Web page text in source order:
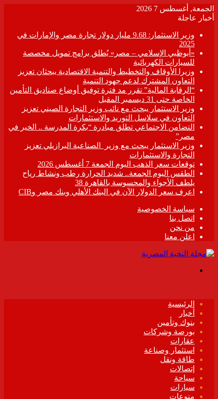
الجمعة, أغسطس 7 2026
أخبار عاجلة
وزير الاستثمار: 9.68 مليار دولار تجارة مصر والإمارات في
2025
«أبوظبي الإسلامي – مصر» يُطلق برامج تمويل مخصصة
للسيارات الكهربائية
وزيرا الأوقاف والتخطيط والتنمية الاقتصادية يبحثان تعزيز
التعاون المشترك لدعم جهود التنمية
“الرقابة المالية” تقرر مد فترة توفيق أوضاع صناديق التأمين
الخاصة حتى 31 ديسمبر المقبل
وزير الاستثمار يبحث مع نائب وزير التجارة الصيني تعزيز
التعاون في سلاسل التوريد والاستثمارات
التضامن الاجتماعي تطلق مبادرة “بكرة المدرسة .. الخير في
مصر”
وزير الاستثمار يبحث مع وزير الصناعية البرازيلي تعزيز
التجارة والاستثمارات
توقعات سعر الذهب اليوم الجمعة 7 أغسطس 2026
الطقس اليوم الجمعة.. شديد الحرارة رطب ونشاط رياح
يلطف الأجواء والمحسوسة بالقاهرة 38
اعرف سعر الدولار الآن في البنك الأهلي وبنك مصر وCIB
سياسة الخصوصية
اتصل بنا
من نحن
اعلن معنا
الرئيسية
أخبار
بنوك وتأمين
بورصة وشركات
عقارات
استثمار وصناعة
طاقة ونقل
إتصالات
سياحة
سيارات
منوعات